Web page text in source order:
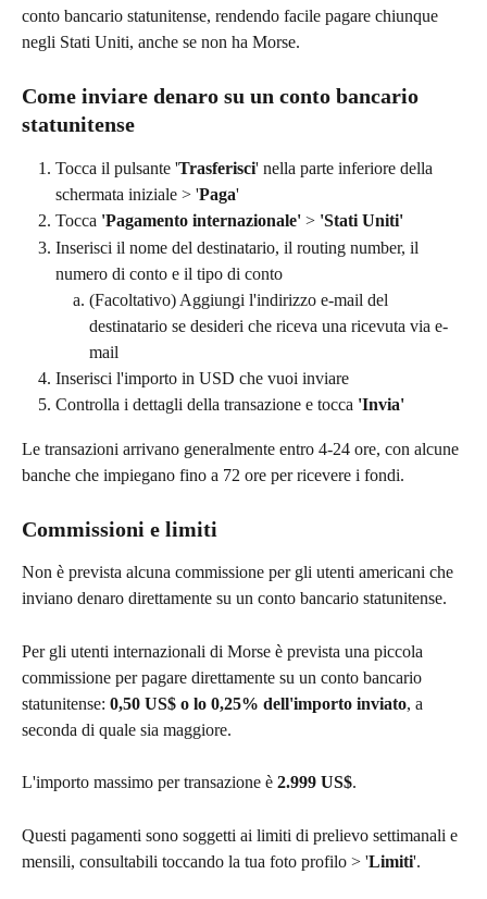
conto bancario statunitense, rendendo facile pagare chiunque
negli Stati Uniti, anche se non ha Morse.
Come inviare denaro su un conto bancario
statunitense
Tocca il pulsante 'Trasferisci' nella parte inferiore della
schermata iniziale > 'Paga'
Tocca 'Pagamento internazionale' > 'Stati Uniti'
Inserisci il nome del destinatario, il routing number, il
numero di conto e il tipo di conto
(Facoltativo) Aggiungi l'indirizzo e-mail del
destinatario se desideri che riceva una ricevuta via e-
mail
Inserisci l'importo in USD che vuoi inviare
Controlla i dettagli della transazione e tocca 'Invia'
Le transazioni arrivano generalmente entro 4-24 ore, con alcune
banche che impiegano fino a 72 ore per ricevere i fondi.
Commissioni e limiti
Non è prevista alcuna commissione per gli utenti americani che
inviano denaro direttamente su un conto bancario statunitense.
Per gli utenti internazionali di Morse è prevista una piccola
commissione per pagare direttamente su un conto bancario
statunitense: 0,50 US$ o lo 0,25% dell'importo inviato, a
seconda di quale sia maggiore.
L'importo massimo per transazione è 2.999 US$.
Questi pagamenti sono soggetti ai limiti di prelievo settimanali e
mensili, consultabili toccando la tua foto profilo > 'Limiti'.